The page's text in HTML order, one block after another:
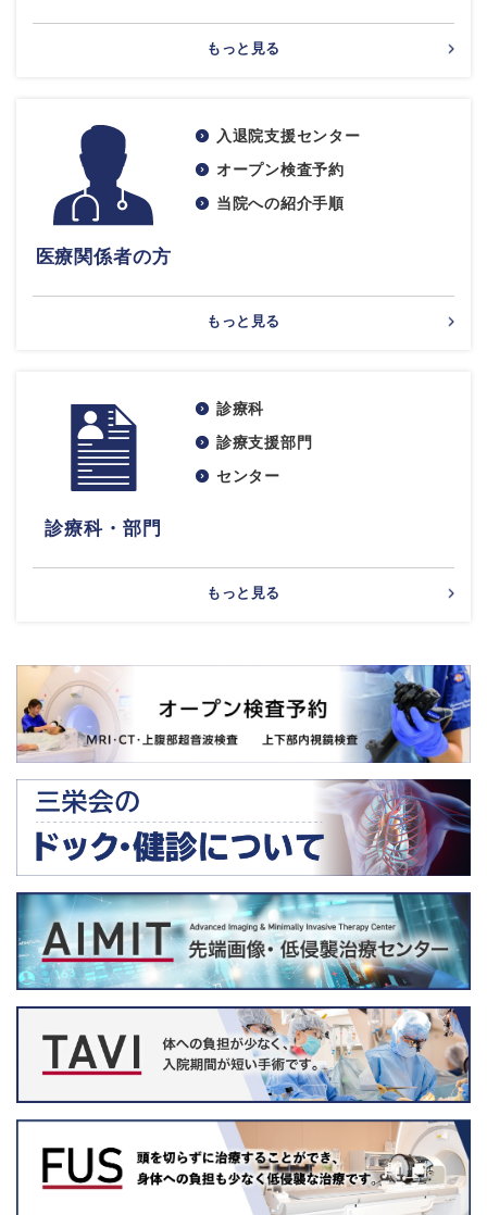
もっと見る
医療関係者の方
入退院支援センター
オープン検査予約
当院への紹介手順
もっと見る
診療科・部門
診療科
診療支援部門
センター
もっと見る